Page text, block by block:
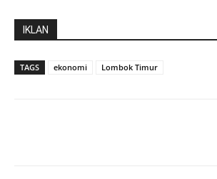
IKLAN
TAGS ekonomi Lombok Timur